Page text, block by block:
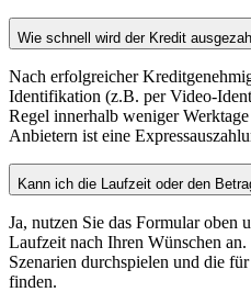
Wie schnell wird der Kredit
Nach erfolgreicher
Identifikation (z.B. per Video-
Regel innerhalb weniger
Anbietern ist eine
Kann ich die Laufzeit oder den
Ja, nutzen Sie das Formular oben
Laufzeit nach Ihren Wünschen
Szenarien durchspielen und die
finden.